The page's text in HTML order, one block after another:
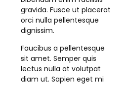
gravida. Fusce ut placerat
orci nulla pellentesque
dignissim.
Faucibus a pellentesque
sit amet. Semper quis
lectus nulla at volutpat
diam ut. Sapien eget mi